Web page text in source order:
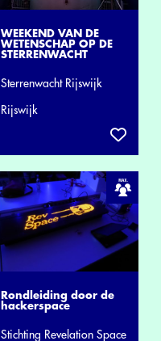
WEEKEND VAN DE
WETENSCHAP OP DE
STERRENWACHT
Sterrenwacht Rijswijk
Rijswijk
Rondleiding door de
hackerspace
Stichting Revelation Space